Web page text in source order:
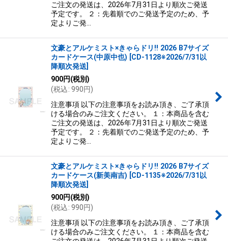
ご注文の発送は、2026年7月31日より順次ご発送
予定です。 ２：先着順でのご発送予定のため、予
定よりご発…
文豪とアルケミスト×きゃらドリ!! 2026 B7サイズ
カードケース(中原中也)
CD-1128※2026/7/31以
降順次発送
900円(税別)
(税込: 990円)
注意事項 以下の注意事項をお読み頂き、ご了承頂
ける場合のみご注文ください。 １：本商品を含む
ご注文の発送は、2026年7月31日より順次ご発送
予定です。 ２：先着順でのご発送予定のため、予
定よりご発…
文豪とアルケミスト×きゃらドリ!! 2026 B7サイズ
カードケース(新美南吉)
CD-1135※2026/7/31以
降順次発送
900円(税別)
(税込: 990円)
注意事項 以下の注意事項をお読み頂き、ご了承頂
ける場合のみご注文ください。 １：本商品を含む